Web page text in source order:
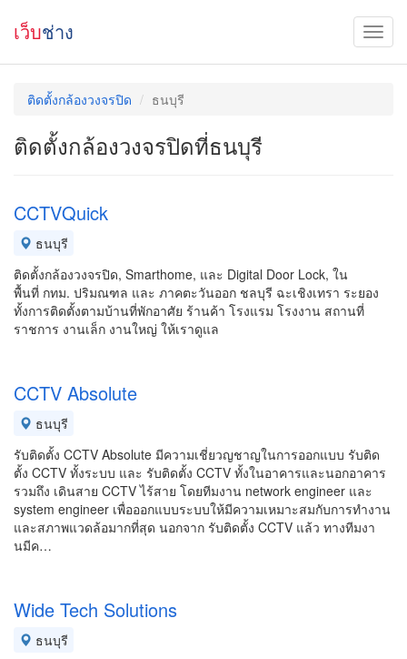
เว็บช่าง
ติดตั้งกล้องวงจรปิด ธนบุรี
ติดตั้งกล้องวงจรปิดที่ธนบุรี
CCTVQuick
ธนบุรี
ติดตั้งกล้องวงจรปิด, Smarthome, และ Digital Door Lock, ใน
พื้นที่ กทม. ปริมณฑล และ ภาคตะวันออก ชลบุรี ฉะเชิงเทรา ระยอง
ทั้งการติดตั้งตามบ้านที่พักอาศัย ร้านค้า โรงแรม โรงงาน สถานที่
ราชการ งานเล็ก งานใหญ่ ให้เราดูแล
CCTV Absolute
ธนบุรี
รับติดตั้ง CCTV Absolute มีความเชี่ยวญชาญในการออกแบบ รับติด
ตั้ง CCTV ทั้งระบบ และ รับติดตั้ง CCTV ทั้งในอาคารและนอกอาคาร
รวมถึง เดินสาย CCTV ไร้สาย โดยทีมงาน network engineer และ
system engineer เพื่อออกแบบระบบให้มีความเหมาะสมกับการทำงาน
และสภาพแวดล้อมากที่สุด นอกจาก รับติดตั้ง CCTV แล้ว ทางทีมงา
นมีค…
Wide Tech Solutions
ธนบุรี